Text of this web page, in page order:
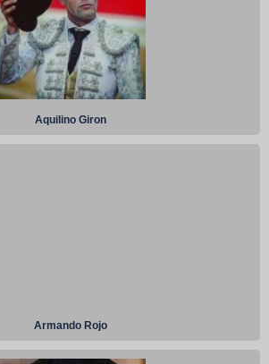
Aquilino Giron
Armando Rojo